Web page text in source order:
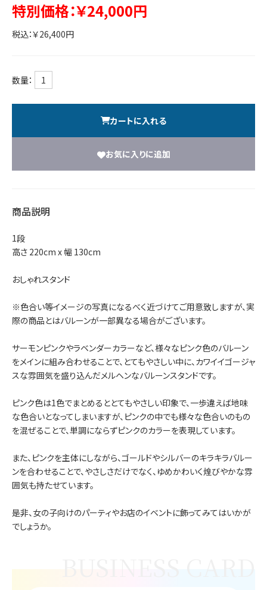
特別価格：￥24,000円
税込：￥26,400円
数量：
カートに入れる
お気に入りに追加
商品説明
1段
高さ 220cm x 幅 130cm
おしゃれスタンド
※色合い等イメージの写真になるべく近づけてご用意致しますが、実
際の商品とはバルーンが一部異なる場合がございます。
サーモンピンクやラベンダーカラーなど、様々なピンク色のバルーン
をメインに組み合わせることで、とてもやさしい中に、カワイイゴージャ
スな雰囲気を盛り込んだメルヘンなバルーンスタンドです。
ピンク色は1色でまとめるととてもやさしい印象で、一歩違えば地味
な色合いとなってしまいますが、ピンクの中でも様々な色合いのもの
を混ぜることで、単調にならずピンクのカラーを表現しています。
また、ピンクを主体にしながら、ゴールドやシルバーのキラキラバルー
ンを合わせることで、やさしさだけでなく、ゆめかわいく煌びやかな雰
囲気も持たせています。
是非、女の子向けのパーティやお店のイベントに飾ってみてはいかが
でしょうか。